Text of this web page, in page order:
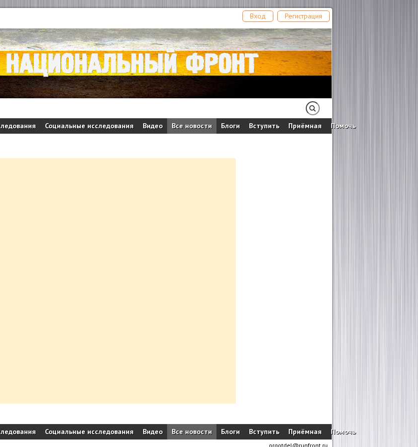
Вход Регистрация
Социальные исследования Видео Все новости Блоги Вступить Приёмная Помочь
Социальные исследования Видео Все новости Блоги Вступить Приёмная Помочь
orgotdel@runfront.ru